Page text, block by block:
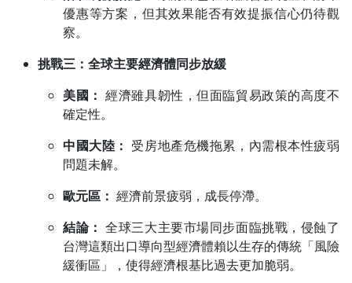
優惠等方案，但其效果能否有效提振信心仍待觀
察。
挑戰三：全球主要經濟體同步放緩
美國： 經濟雖具韌性，但面臨貿易政策的高度不
確定性。
中國大陸： 受房地產危機拖累，內需根本性疲弱
問題未解。
歐元區： 經濟前景疲弱，成長停滯。
結論： 全球三大主要市場同步面臨挑戰，侵蝕了
台灣這類出口導向型經濟體賴以生存的傳統「風險
緩衝區」，使得經濟根基比過去更加脆弱。